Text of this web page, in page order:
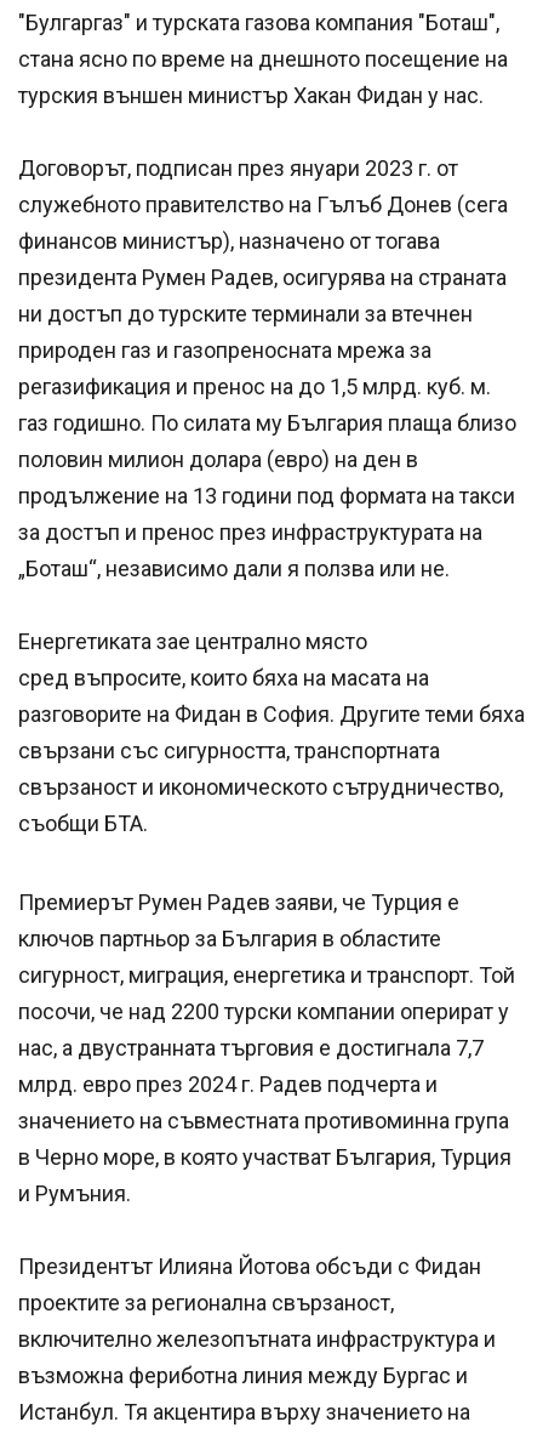
"Булгаргаз" и турската газова компания "Боташ",
стана ясно по време на днешното посещение на
турския външен министър Хакан Фидан у нас.
Договорът, подписан през януари 2023 г. от
служебното правителство на Гълъб Донев (сега
финансов министър), назначено от тогава
президента Румен Радев, осигурява на страната
ни достъп до турските терминали за втечнен
природен газ и газопреносната мрежа за
регазификация и пренос на до 1,5 млрд. куб. м.
газ годишно. По силата му България плаща близо
половин милион долара (евро) на ден в
продължение на 13 години под формата на такси
за достъп и пренос през инфраструктурата на
„Боташ“, независимо дали я ползва или не.
Енергетиката зае централно място
сред въпросите, които бяха на масата на
разговорите на Фидан в София. Другите теми бяха
свързани със сигурността, транспортната
свързаност и икономическото сътрудничество,
съобщи БТА.
Премиерът Румен Радев заяви, че Турция е
ключов партньор за България в областите
сигурност, миграция, енергетика и транспорт. Той
посочи, че над 2200 турски компании оперират у
нас, а двустранната търговия е достигнала 7,7
млрд. евро през 2024 г. Радев подчерта и
значението на съвместната противоминна група
в Черно море, в която участват България, Турция
и Румъния.
Президентът Илияна Йотова обсъди с Фидан
проектите за регионална свързаност,
включително железопътната инфраструктура и
възможна фериботна линия между Бургас и
Истанбул. Тя акцентира върху значението на